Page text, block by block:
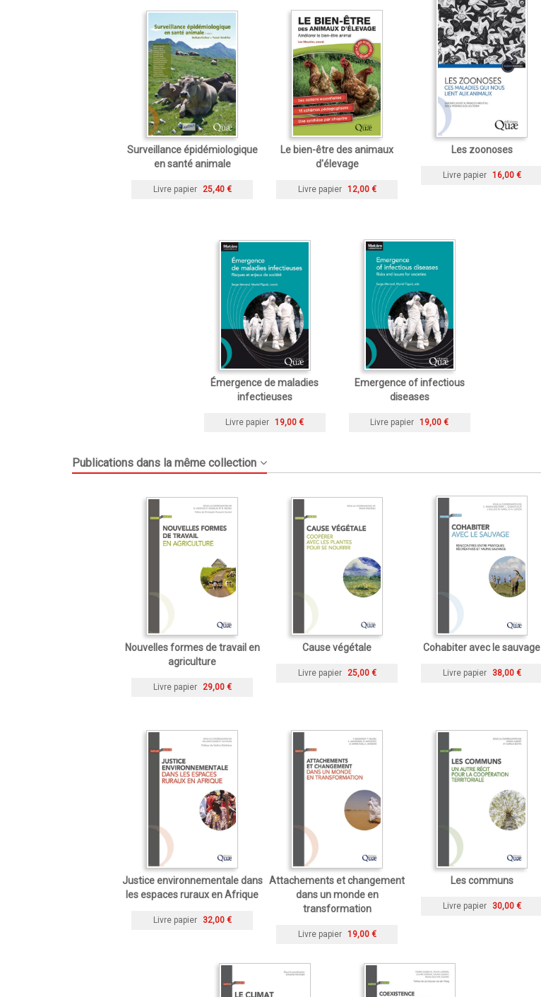
Surveillance épidémiologique
en santé animale
Livre papier 25,40 €
Le bien-être des animaux
d'élevage
Livre papier 12,00 €
Les zoonoses
Livre papier 16,00 €
Émergence de maladies
infectieuses
Livre papier 19,00 €
Emergence of infectious
diseases
Livre papier 19,00 €
Publications dans la même collection
Nouvelles formes de travail en
agriculture
Livre papier 29,00 €
Cause végétale
Livre papier 25,00 €
Cohabiter avec le sauvage
Livre papier 38,00 €
Justice environnementale dans
les espaces ruraux en Afrique
Livre papier 32,00 €
Attachements et changement
dans un monde en
transformation
Livre papier 19,00 €
Les communs
Livre papier 30,00 €